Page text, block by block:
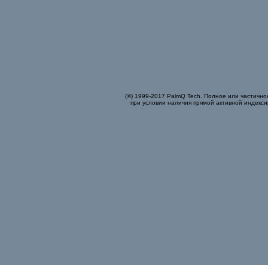
(©) 1999-2017 PalmQ Tech. Полное или
при условии наличия прямой активной